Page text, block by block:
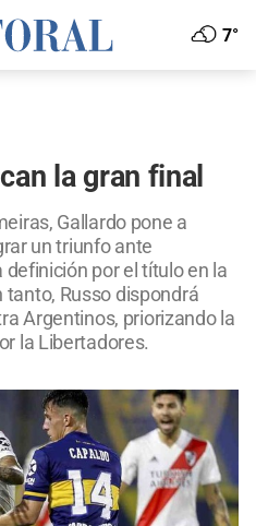
7°
la gran final
Gallardo pone a
un triunfo ante
por el título en la
tanto, Russo dispondrá
Argentinos, priorizando la
la Libertadores.